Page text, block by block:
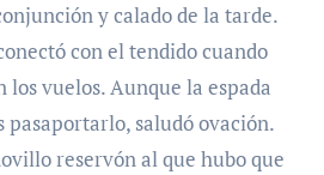
y calado de la tarde.
con el tendido cuando
los vuelos. Aunque la espada
saludó ovación.
reservón al que hubo que